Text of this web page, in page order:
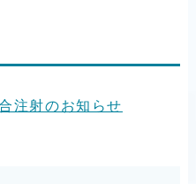
注射のお知らせ